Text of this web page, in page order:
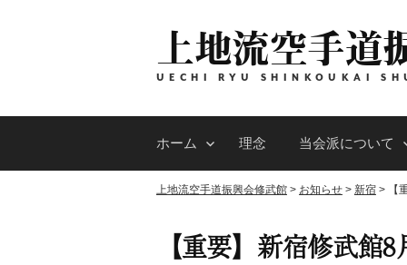
キ
上地流空手道
UECHI RYU SHINKOUKAI
ホーム 理念 当会派について
上地流空手道振興会修武館 > お知らせ > 新宿 > 【
【重要】新宿修武館